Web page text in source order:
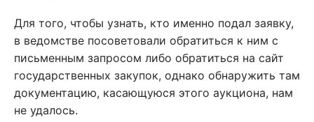
Для того, чтобы узнать, кто именно подал заявку,
в ведомстве посоветовали обратиться к ним с
письменным запросом либо обратиться на сайт
государственных закупок, однако обнаружить там
документацию, касающуюся этого аукциона, нам
не удалось.